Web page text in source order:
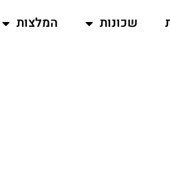
שכונות
המלצות